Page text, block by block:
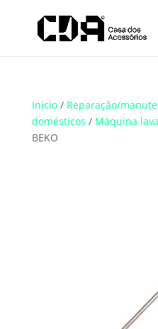
Translate
Início/ Reparação/
domésticos / Máquina
BEKO